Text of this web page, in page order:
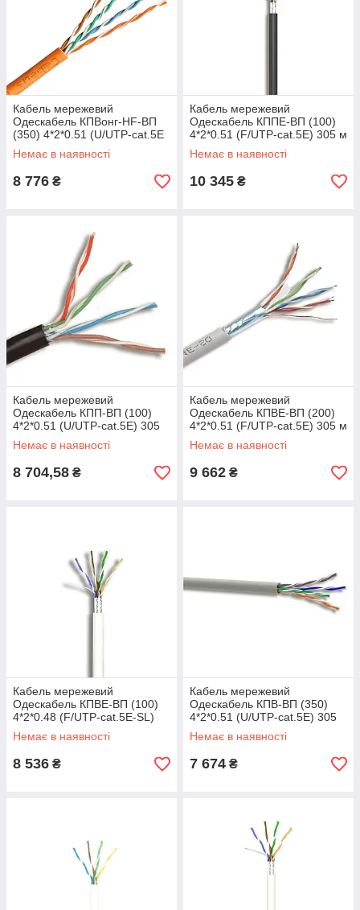
Кабель мережевий
Одескабель КПВонг-HF-ВП
(350) 4*2*0.51 (U/UTP-cat.5E
LSOH) 305 м. Тип - UTP;
Упаковка - Бухта
Немає в наявності
8 776 ₴
Кабель мережевий
Одескабель КППЕ-ВП (100)
4*2*0.51 (F/UTP-cat.5E) 305 м
FTP бухта 11.3 кг
Немає в наявності
10 345 ₴
Кабель мережевий
Одескабель КПП-ВП (100)
4*2*0.51 (U/UTP-cat.5E) 305
м Тип - UTP Упаковка - Бухта
Немає в наявності
8 704,58 ₴
Кабель мережевий
Одескабель КПВЕ-ВП (200)
4*2*0.51 (F/UTP-cat.5E) 305 м
тип - FTP упаковка - бухта
Немає в наявності
9 662 ₴
Кабель мережевий
Одескабель КПВЕ-ВП (100)
4*2*0.48 (F/UTP-cat.5E-SL)
305 м тип - FTP упаковка -
бухта
Немає в наявності
8 536 ₴
Кабель мережевий
Одескабель КПВ-ВП (350)
4*2*0.51 (U/UTP-cat.5E) 305
м тип UTP упаковка бухта
Немає в наявності
7 674 ₴